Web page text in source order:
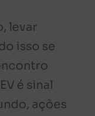
levar
isso se
é sinal
ações